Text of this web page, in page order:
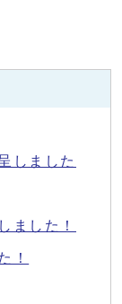
しました
ました！
！